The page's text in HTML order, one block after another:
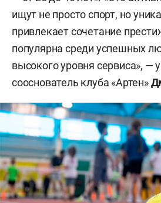
ищут не просто спорт, но
привлекает сочетание
популярна среди успешных
высокого уровня сервиса», —
сооснователь клуба «Артен»